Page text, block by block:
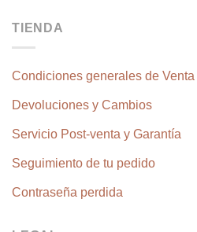
TIENDA
Condiciones generales de Venta
Devoluciones y Cambios
Servicio Post-venta y Garantía
Seguimiento de tu pedido
Contraseña perdida